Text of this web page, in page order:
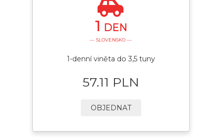
1 DEN
— SLOVENSKO —
1-denní viněta do 3,5 tuny
57.11 PLN
OBJEDNAT